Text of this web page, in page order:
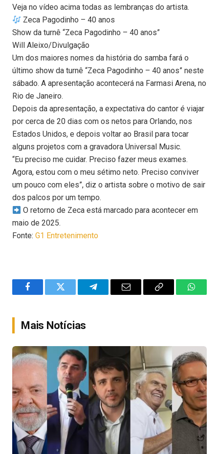
Veja no vídeo acima todas as lembranças do artista.
Zeca Pagodinho – 40 anos
Show da turnê “Zeca Pagodinho – 40 anos”
Will Aleixo/Divulgação
Um dos maiores nomes da história do samba fará o
último show da turnê “Zeca Pagodinho – 40 anos” neste
sábado. A apresentação acontecerá na Farmasi Arena, no
Rio de Janeiro.
Depois da apresentação, a expectativa do cantor é viajar
por cerca de 20 dias com os netos para Orlando, nos
Estados Unidos, e depois voltar ao Brasil para tocar
alguns projetos com a gravadora Universal Music.
“Eu preciso me cuidar. Preciso fazer meus exames.
Agora, estou com o meu sétimo neto. Preciso conviver
um pouco com eles”, diz o artista sobre o motivo de sair
dos palcos por um tempo.
O retorno de Zeca está marcado para acontecer em
maio de 2025.
Fonte: G1 Entretenimento
FacebookTwitter TelegramEmail
Copy
Mais Notícias